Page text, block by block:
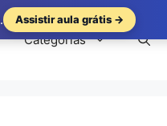
Categorias
Assistir aula grátis →